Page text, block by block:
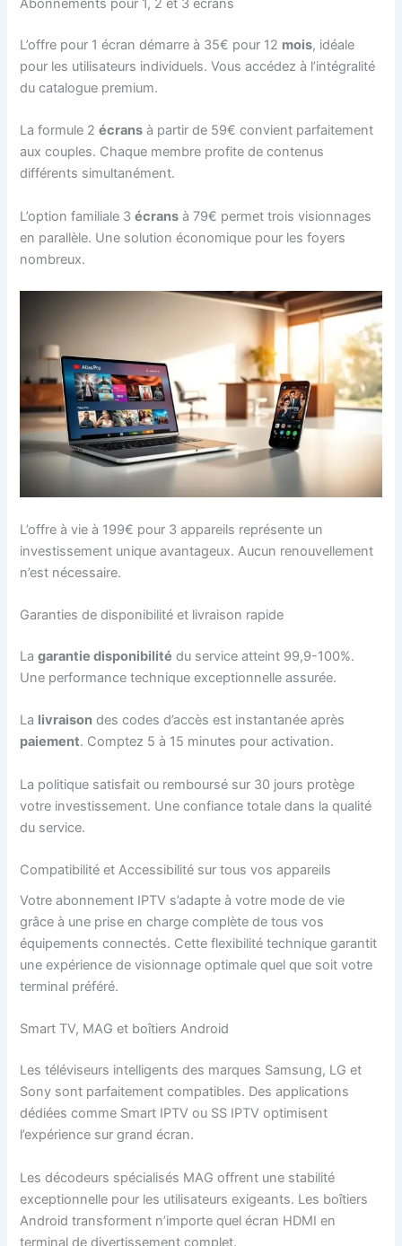
Abonnements pour 1, 2 et 3 écrans
L’offre pour 1 écran démarre à 35€ pour 12 mois, idéale
pour les utilisateurs individuels. Vous accédez à l’intégralité
du catalogue premium.
La formule 2écrans à partir de 59€ convient parfaitement
aux couples. Chaque membre profite de contenus
différents simultanément.
L’option familiale 3écrans à 79€ permet trois visionnages
en parallèle. Une solution économique pour les foyers
nombreux.
L’offre à vie à 199€ pour 3 appareils représente un
investissement unique avantageux. Aucun renouvellement
n’est nécessaire.
Garanties de disponibilité et livraison rapide
Lagarantie disponibilité du service atteint 99,9-100%.
Une performance technique exceptionnelle assurée.
La livraison des codes d’accès est instantanée après
paiement. Comptez 5 à 15 minutes pour activation.
La politique satisfait ou remboursé sur 30 jours protège
votre investissement. Une confiance totale dans la qualité
du service.
Compatibilité et Accessibilité sur tous vos appareils
Votre abonnement IPTV s’adapte à votre mode de vie
grâce à une prise en charge complète de tous vos
équipements connectés. Cette flexibilité technique garantit
une expérience de visionnage optimale quel que soit votre
terminal préféré.
Smart TV, MAG et boîtiers Android
Les téléviseurs intelligents des marques Samsung, LG et
Sony sont parfaitement compatibles. Des applications
dédiées comme Smart IPTV ou SS IPTV optimisent
l’expérience sur grand écran.
Les décodeurs spécialisés MAG offrent une stabilité
exceptionnelle pour les utilisateurs exigeants. Les boîtiers
Android transforment n’importe quel écran HDMI en
terminal de divertissement complet.